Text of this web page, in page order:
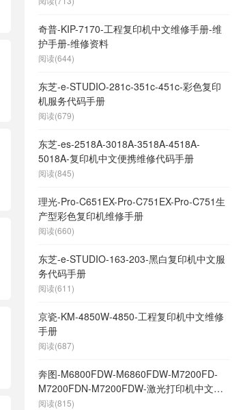
奇普-KIP-7170-工程复印机中文维修手册-维
护手册-维修资料
阅读(644)
东芝-e-STUDIO-281c-351c-451c-彩色复印
机服务代码手册
阅读(679)
东芝-es-2518A-3018A-3518A-4518A-
5018A-复印机中文便携维修代码手册
阅读(845)
理光-Pro-C651EX-Pro-C751EX-Pro-C751生
产型彩色复印机维修手册
阅读(660)
东芝-e-STUDIO-163-203-黑白复印机中文服
务代码手册
阅读(611)
京瓷-KM-4850W-4850-工程复印机中文维修
手册
阅读(687)
奔图-M6800FDW-M6860FDW-M7200FD-
M7200FDN-M7200FDW-激光打印机中文维
修手册
阅读(815)